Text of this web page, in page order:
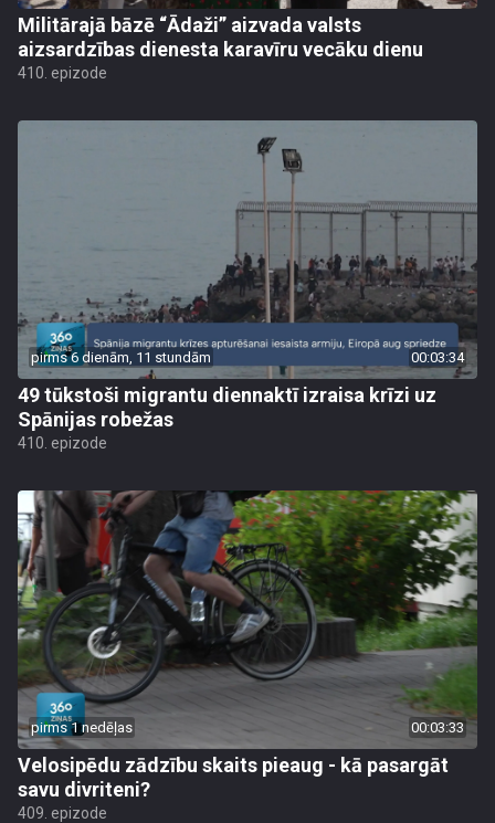
Militārajā bāzē “Ādaži” aizvada valsts
aizsardzības dienesta karavīru vecāku dienu
410. epizode
pirms 6 dienām, 11 stundām 00:03:34
49 tūkstoši migrantu diennaktī izraisa krīzi uz
Spānijas robežas
410. epizode
pirms 1 nedēļas 00:03:33
Velosipēdu zādzību skaits pieaug - kā pasargāt
savu divriteni?
409. epizode